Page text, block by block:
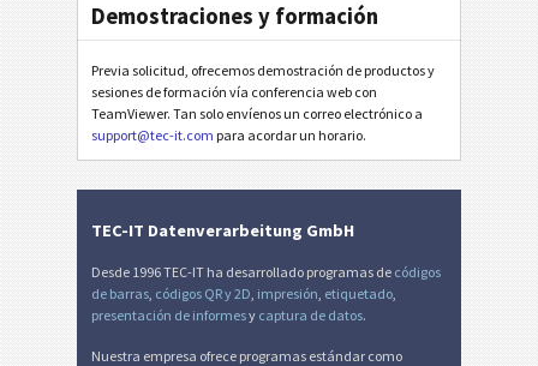
Demostraciones y formación
Previa solicitud, ofrecemos demostración de productos y
sesiones de formación vía conferencia web con
TeamViewer. Tan solo envíenos un correo electrónico a
support@tec-it.com para acordar un horario.
TEC-IT Datenverarbeitung GmbH
Desde 1996 TEC-IT ha desarrollado programas de códigos
de barras códigos QR y 2D impresión etiquetado
presentación de informesy captura de datos.
Nuestra empresa ofrece programas estándar como